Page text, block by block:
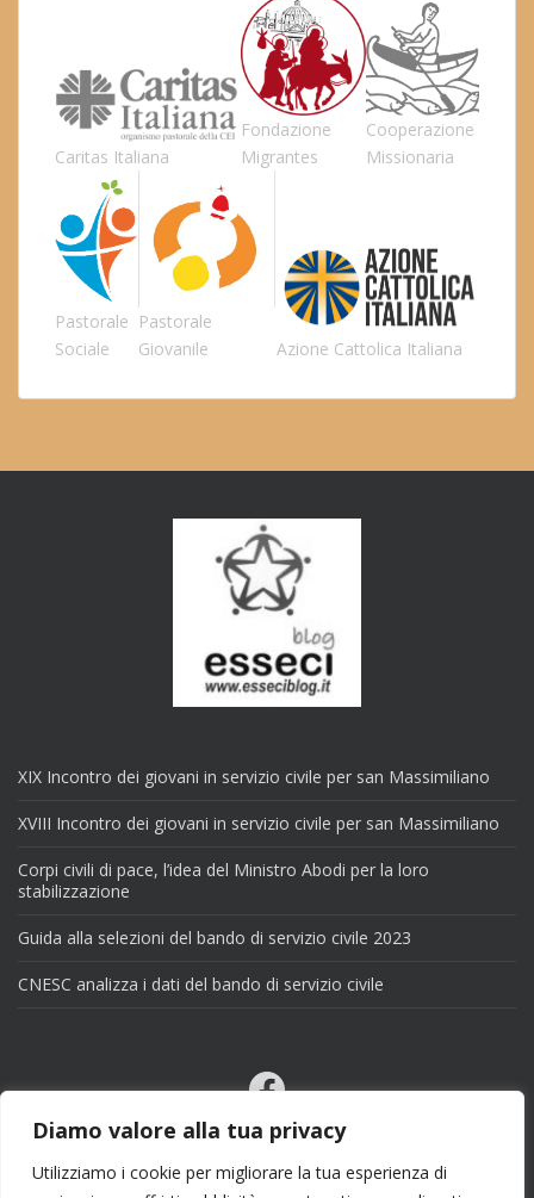
Diamo valore alla tua privacy
Utilizziamo i cookie per migliorare la tua esperienza di
Caritas Italiana
Fondazione
Migrantes
Cooperazione
Missionaria
Pastorale
Sociale
Pastorale
Giovanile
Azione Cattolica Italiana
XIX Incontro dei giovani in servizio civile per san Massimiliano
XVIII Incontro dei giovani in servizio civile per san Massimiliano
Corpi civili di pace, l’idea del Ministro Abodi per la loro
stabilizzazione
Guida alla selezioni del bando di servizio civile 2023
CNESC analizza i dati del bando di servizio civile
Facebook
Email
X